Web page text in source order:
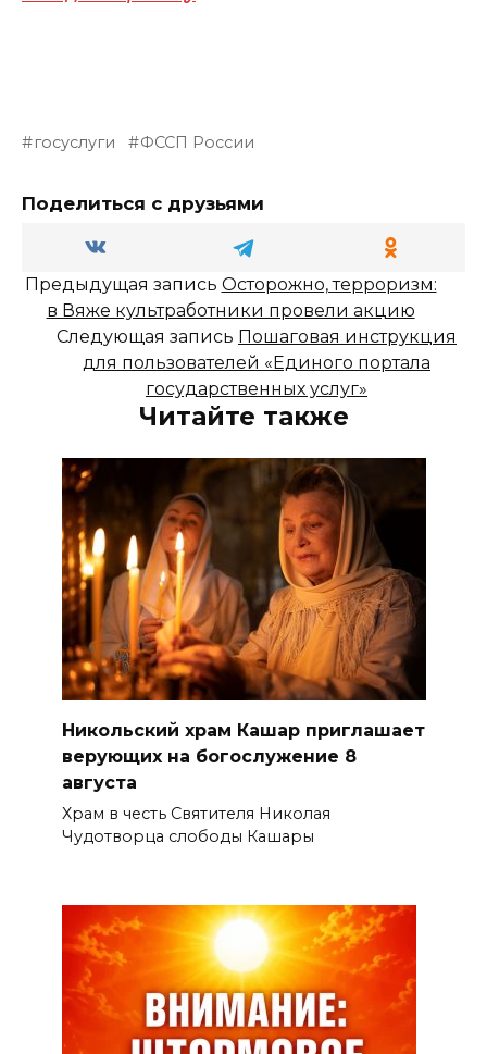
госуслуги ФССП России
Поделиться с друзьями
Предыдущая запись Осторожно, терроризм:
в Вяже культработники провели акцию
Следующая запись Пошаговая инструкция
для пользователей «Единого портала
государственных услуг»
Читайте также
Никольский храм Кашар приглашает
верующих на богослужение 8
августа
Храм в честь Святителя Николая
Чудотворца слободы Кашары